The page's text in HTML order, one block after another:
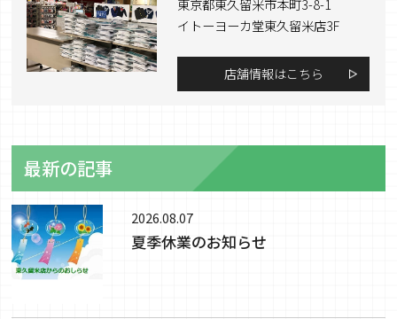
東京都東久留米市本町3-8-1
イトーヨーカ堂東久留米店3F
店舗情報はこちら
最新の記事
2026.08.07
夏季休業のお知らせ